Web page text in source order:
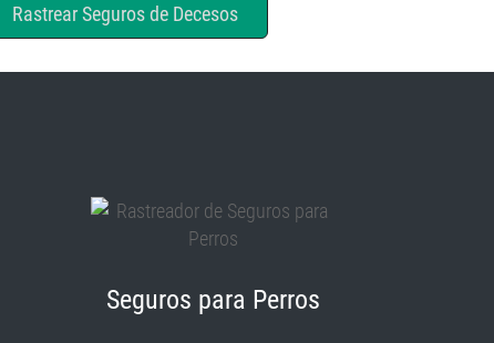
Rastrear Seguros de Decesos
Seguros para Perros